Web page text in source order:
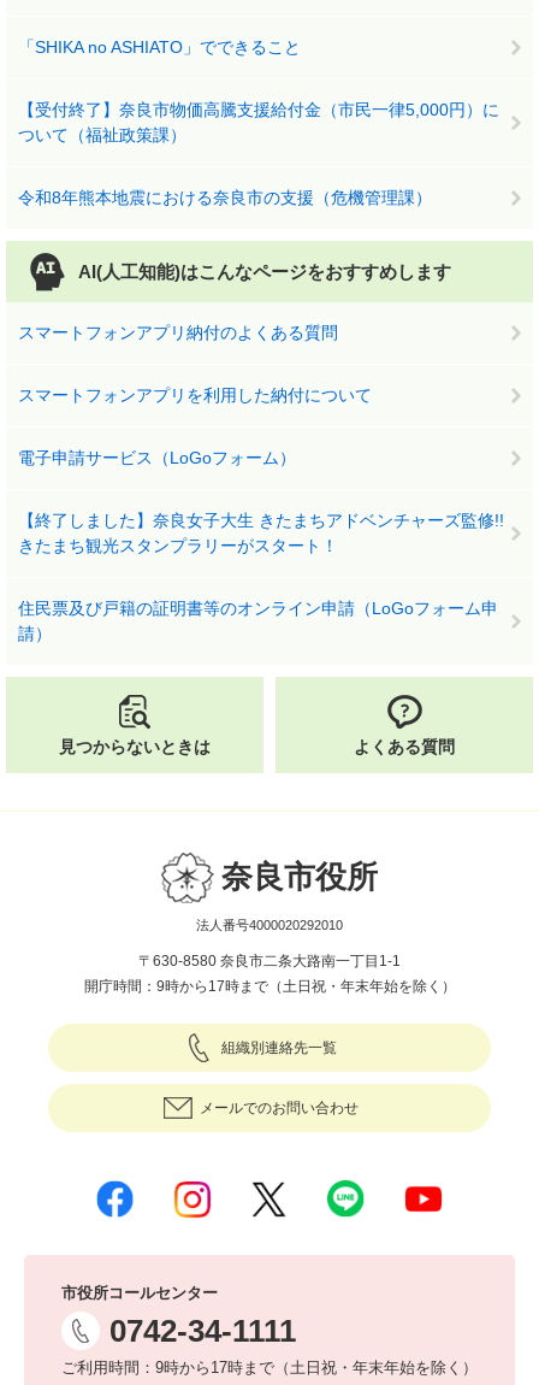
「SHIKA no ASHIATO」でできること
【受付終了】奈良市物価高騰支援給付金（市民一律5,000円）に
ついて（福祉政策課）
令和8年熊本地震における奈良市の支援（危機管理課）
AI(人工知能)はこんなページをおすすめします
スマートフォンアプリ納付のよくある質問
スマートフォンアプリを利用した納付について
電子申請サービス（LoGoフォーム）
【終了しました】奈良女子大生 きたまちアドベンチャーズ監修!!
きたまち観光スタンプラリーがスタート！
住民票及び戸籍の証明書等のオンライン申請（LoGoフォーム申
請）
見つからないときは よくある質問
奈良市役所
法人番号4000020292010
〒630-8580 奈良市二条大路南一丁目1-1
開庁時間：9時から17時まで（土日祝・年末年始を除く）
組織別連絡先一覧
メールでのお問い合わせ
市役所コールセンター
0742-34-1111
ご利用時間：9時から17時まで（土日祝・年末年始を除く）